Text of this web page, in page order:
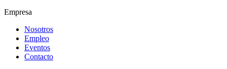
Empresa
Nosotros
Empleo
Eventos
Contacto